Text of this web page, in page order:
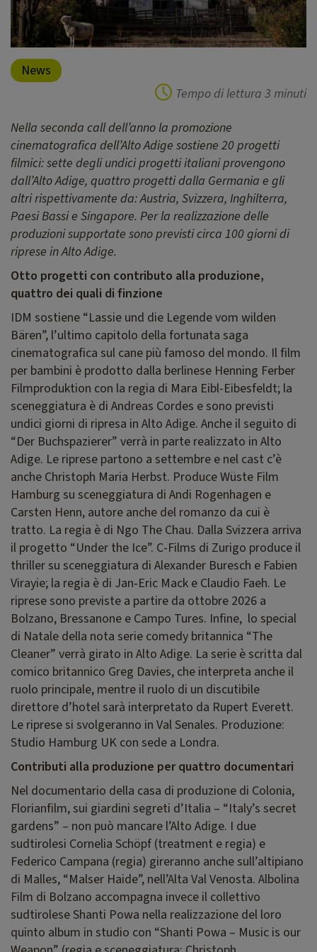
News
Tempo di lettura 3 minuti
Nella seconda call dell’anno la promozione
cinematografica dell’Alto Adige sostiene 20 progetti
filmici: sette degli undici progetti italiani provengono
dall’Alto Adige, quattro progetti dalla Germania e gli
altri rispettivamente da: Austria, Svizzera, Inghilterra,
Paesi Bassi e Singapore. Per la realizzazione delle
produzioni supportate sono previsti circa 100 giorni di
riprese in Alto Adige.
Otto progetti con contributo alla produzione,
quattro dei quali di finzione
IDM sostiene “Lassie und die Legende vom wilden
Bären”, l’ultimo capitolo della fortunata saga
cinematografica sul cane più famoso del mondo. Il film
per bambini è prodotto dalla berlinese Henning Ferber
Filmproduktion con la regia di Mara Eibl-Eibesfeldt; la
sceneggiatura è di Andreas Cordes e sono previsti
undici giorni di ripresa in Alto Adige. Anche il seguito di
“Der Buchspazierer” verrà in parte realizzato in Alto
Adige. Le riprese partono a settembre e nel cast c’è
anche Christoph Maria Herbst. Produce Wüste Film
Hamburg su sceneggiatura di Andi Rogenhagen e
Carsten Henn, autore anche del romanzo da cui è
tratto. La regia è di Ngo The Chau. Dalla Svizzera arriva
il progetto “Under the Ice”. C-Films di Zurigo produce il
thriller su sceneggiatura di Alexander Buresch e Fabien
Virayie; la regia è di Jan‑Eric Mack e Claudio Faeh. Le
riprese sono previste a partire da ottobre 2026 a
Bolzano, Bressanone e Campo Tures. Infine, lo special
di Natale della nota serie comedy britannica “The
Cleaner” verrà girato in Alto Adige. La serie è scritta dal
comico britannico Greg Davies, che interpreta anche il
ruolo principale, mentre il ruolo di un discutibile
direttore d’hotel sarà interpretato da Rupert Everett.
Le riprese si svolgeranno in Val Senales. Produzione:
Studio Hamburg UK con sede a Londra.
Contributi alla produzione per quattro documentari
Nel documentario della casa di produzione di Colonia,
Florianfilm, sui giardini segreti d’Italia – “Italy’s secret
gardens” – non può mancare l’Alto Adige. I due
sudtirolesi Cornelia Schöpf (treatment e regia) e
Federico Campana (regia) gireranno anche sull’altipiano
di Malles, “Malser Haide”, nell’Alta Val Venosta. Albolina
Film di Bolzano accompagna invece il collettivo
sudtirolese Shanti Powa nella realizzazione del loro
quinto album in studio con “Shanti Powa – Music is our